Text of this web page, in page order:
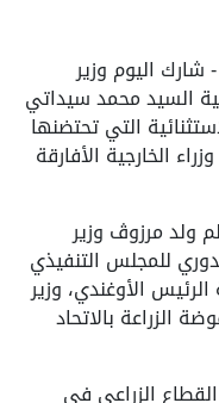
10 يناير 2025 (واص) - شارك اليوم وزير
السيد محمد سيداتي
التي تحتضنها
الخارجية الأفارقة
ولد مرزوڤ وزير
للمجلس التنفيذي
الأوغندي، وزير
الزراعة بالاتحاد
الزراعي في